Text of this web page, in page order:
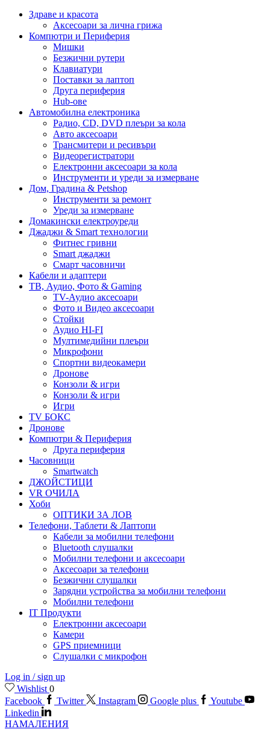
Здраве и красота
Аксесоари за лична грижа
Компютри и Периферия
Мишки
Безжични рутери
Клавиатури
Поставки за лаптоп
Друга периферия
Hub-ове
Автомобилна електроника
Радио, CD, DVD плеъри за кола
Авто аксесоари
Трансмитери и ресивъри
Видеорегистратори
Електронни аксесоари за кола
Инструменти и уреди за измерване
Дом, Градина & Petshop
Инструменти за ремонт
Уреди за измерване
Домакински електроуреди
Джаджи & Smart технологии
Фитнес гривни
Smart джаджи
Смарт часовничи
Кабели и адаптери
ТВ, Аудио, Фото & Gaming
TV-Аудио аксесоари
Фото и Видео аксесоари
Стойки
Аудио HI-FI
Мултимедийни плеъри
Микрофони
Спортни видеокамери
Дронове
Конзоли & игри
Конзоли & игри
Игри
TV БОКС
Дронове
Компютри & Периферия
Друга периферия
Часовници
Smartwatch
ДЖОЙСТИЦИ
VR ОЧИЛА
Хоби
ОПТИКИ ЗА ЛОВ
Телефони, Таблети & Лаптопи
Кабели за мобилни телефони
Bluetooth слушалки
Мобилни телефони и аксесоари
Аксесоари за телефони
Безжични слушалки
Зарядни устройства за мобилни телефони
Мобилни телефони
IT Продукти
Електронни аксесоари
Камери
GPS приемници
Слушалки с микрофон
Log in / sign up
Wishlist 0
Facebook
Twitter Instagram Google plus
Youtube
Linkedin
НАМАЛЕНИЯ